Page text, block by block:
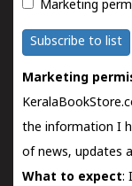
Marketing
Subscribe to list
Marketing
the information I
of news, updates
What to expect: